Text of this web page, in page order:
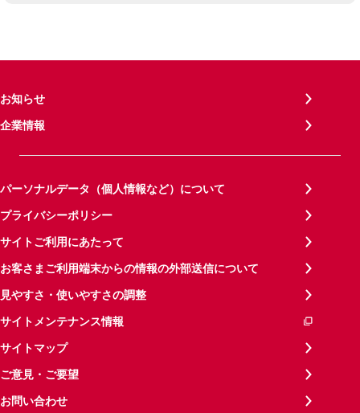
お知らせ
企業情報
パーソナルデータ（個人情報など）について
プライバシーポリシー
サイトご利用にあたって
お客さまご利用端末からの情報の外部送信について
見やすさ・使いやすさの調整
サイトメンテナンス情報
サイトマップ
ご意見・ご要望
お問い合わせ